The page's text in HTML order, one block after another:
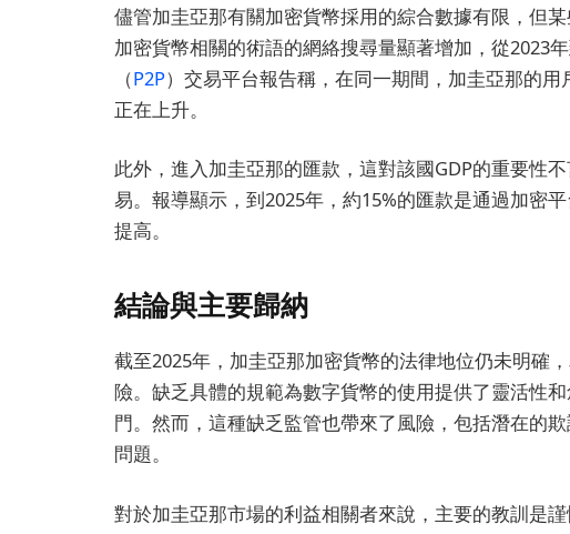
儘管加圭亞那有關加密貨幣採用的綜合數據有限，但
加密貨幣相關的術語的網絡搜尋量顯著增加，從2023
（P2P）交易平台報告稱，在同一期間，加圭亞那的
正在上升。
此外，進入加圭亞那的匯款，這對該國GDP的重要性
易。報導顯示，到2025年，約15%的匯款是通過加密
提高。
結論與主要歸納
截至2025年，加圭亞那加密貨幣的法律地位仍未明確
險。缺乏具體的規範為數字貨幣的使用提供了靈活性
門。然而，這種缺乏監管也帶來了風險，包括潛在的
問題。
對於加圭亞那市場的利益相關者來說，主要的教訓是